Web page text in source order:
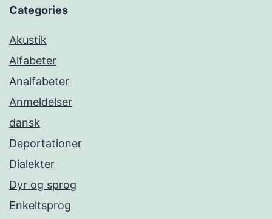
Categories
Akustik
Alfabeter
Analfabeter
Anmeldelser
dansk
Deportationer
Dialekter
Dyr og sprog
Enkeltsprog